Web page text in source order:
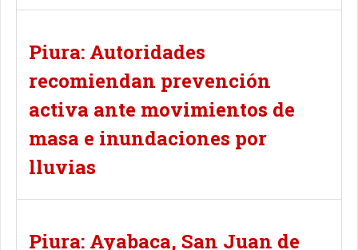
Piura: Autoridades
recomiendan prevención
activa ante movimientos de
masa e inundaciones por
lluvias
Piura: Ayabaca, San Juan de